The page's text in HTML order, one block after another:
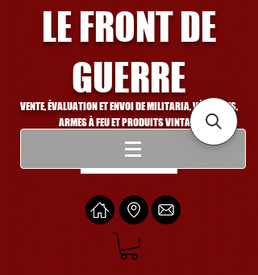
LE FRONT DE
GUERRE
VENTE, ÉVALUATION ET ENVOI DE MILITARIA, VÉHICULES,
ARMES À FEU ET PRODUITS VINTAGE
Se connecter